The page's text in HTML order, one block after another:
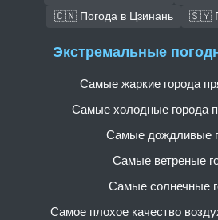
🇨🇳 Погода в Цзинань
🇸🇾
Экстремальные
Самые жаркие города
Самые холодные города
Самые дождливые
Самые ветреные
Самые солнечные
Самое плохое качество